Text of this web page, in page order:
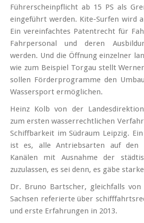
Führerscheinpflicht ab 15 PS als
eingeführt werden. Kite-Surfen wird
Ein vereinfachtes Patentrecht für
Fahrpersonal und deren
werden. Und die Öffnung einzelner
wie zum Beispiel Torgau stellt
sollen Förderprogramme den
Wassersport ermöglichen.
Heinz Kolb von der
zum ersten wasserrechtlichen
Schiffbarkeit im Südraum Leipzig.
ist es, alle Antriebsarten auf den
Kanälen mit Ausnahme der
zuzulassen, es sei denn, es gäbe
Dr. Bruno Bartscher, gleichfalls von
Sachsen referierte über
und erste Erfahrungen in 2013.